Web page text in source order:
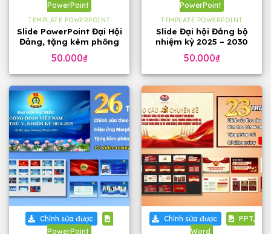
PowerPoint
TEMPLATE POWERPOINT
Slide PowerPoint Đại Hội
Đảng, tặng kèm phông
50.000₫
PowerPoint
TEMPLATE POWERPOINT
Slide Đại hội Đảng bộ
nhiệm kỳ 2025 – 2030
slide)
50.000₫
Chỉnh sửa được
PowerPoint
Chỉnh sửa được
PPT,
Word